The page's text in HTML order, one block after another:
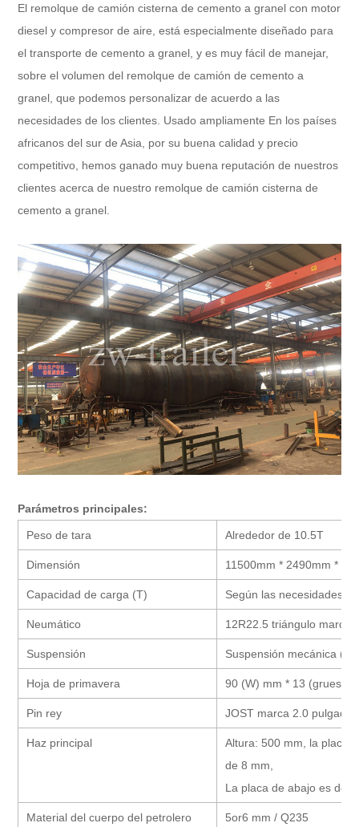
El remolque de camión cisterna de cemento a granel con motor
diesel y compresor de aire, está especialmente diseñado para
el transporte de cemento a granel, y es muy fácil de manejar,
sobre el volumen del remolque de camión de cemento a
granel, que podemos personalizar de acuerdo a las
necesidades de los clientes. Usado ampliamente En los países
africanos del sur de Asia, por su buena calidad y precio
competitivo, hemos ganado muy buena reputación de nuestros
clientes acerca de nuestro remolque de camión cisterna de
cemento a granel.
Parámetros principales:
Peso de tara Alrededor de 10.5T
Dimensión 11500mm * 2490mm *
Capacidad de carga (T) Según las necesidades
Neumático 12R22.5 triángulo marca
Suspensión Suspensión mecánica
Hoja de primavera 90 (W) mm * 13 (grueso)
Pin rey JOST marca 2.0
Haz principal
Altura: 500 mm, la placa
de 8 mm,
La placa de abajo es de
Material del cuerpo del petrolero 5or6 mm / Q235